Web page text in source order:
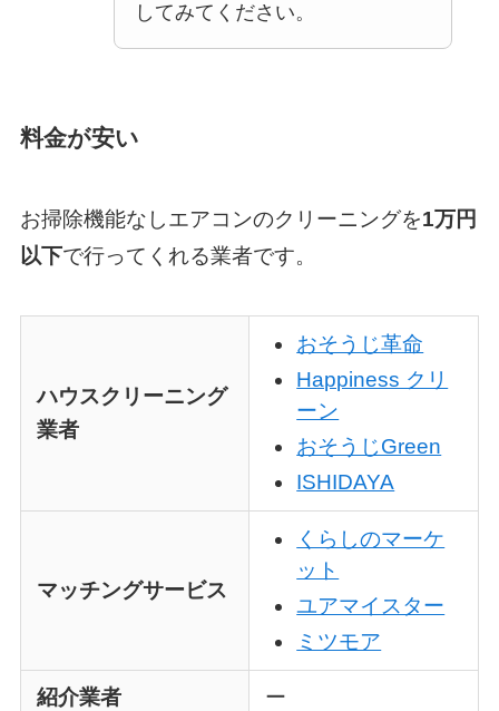
してみてください。
料金が安い
お掃除機能なしエアコンのクリーニングを1万円
以下で行ってくれる業者です。
ハウスクリーニング
業者
おそうじ革命
Happiness クリ
ーン
おそうじGreen
ISHIDAYA
マッチングサービス
くらしのマーケ
ット
ユアマイスター
ミツモア
紹介業者 ー